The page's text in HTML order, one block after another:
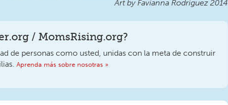
Art by Favianna Rodriguez 2014
/ MomsRising.org?
de personas como usted, unidas con la meta de construir
Aprenda más sobre nosotras »